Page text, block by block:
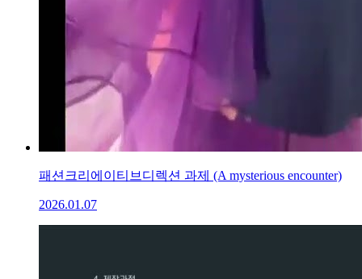
패션크리에이티브디렉션 과제 (A mysterious encounter)
2026.01.07